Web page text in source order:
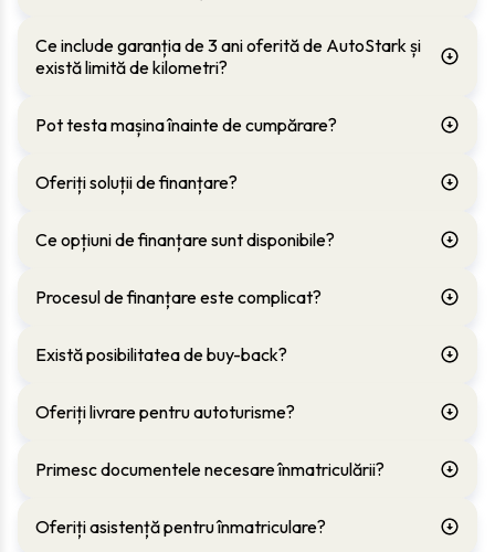
Ce include garanția de 3 ani oferită de AutoStark și
există limită de kilometri?
Pot testa mașina înainte de cumpărare?
Oferiți soluții de finanțare?
Ce opțiuni de finanțare sunt disponibile?
Procesul de finanțare este complicat?
Există posibilitatea de buy-back?
Oferiți livrare pentru autoturisme?
Primesc documentele necesare înmatriculării?
Oferiți asistență pentru înmatriculare?